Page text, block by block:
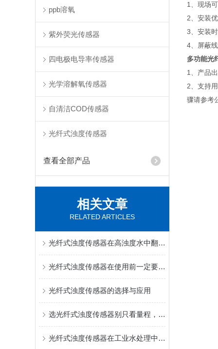
ppb溶氧
紫外荧光传感器
四电极电导率传感器
光学溶解氧传感器
自清洁COD传感器
光纤式浊度传感器
查看全部产品
相关文章
RELATED ARTICLES
光纤式浊度传感器在高浊度水中翻车，问题出在光路上
光纤式浊度传感器在使用前一定要先来了解下这些
光纤式浊度传感器的选择与应用
选光纤式浊度传感器别只看量程，补偿算法才是核心差距
光纤式浊度传感器在工业水处理中的实际应用和效果
1、现场
2、安装
3、安装
4、屏蔽
多功能光
1、产品
2、支持
骤请参考